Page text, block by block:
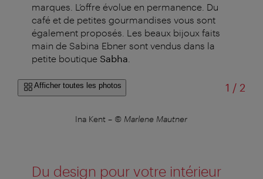
marques. L’offre évolue en permanence. Du
café et de petites gourmandises vous sont
également proposés. Les beaux bijoux faits
main de Sabina Ebner sont vendus dans la
petite boutique Sabha
Afficher toutes les photos 1 /sur
2
Ina Kent – © Marlene Mautner
Du design pour votre intérieur